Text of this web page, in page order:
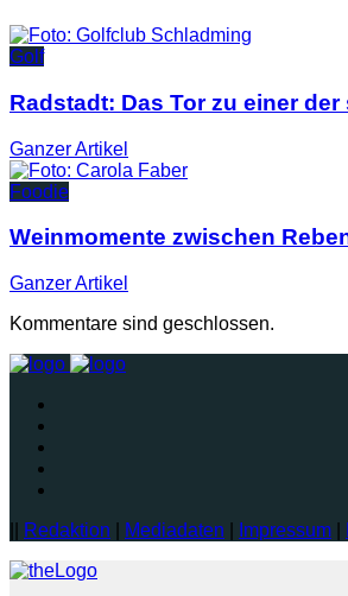
Golf
Radstadt: Das Tor zu einer
GanzerArtikel
Foodie
Weinmomente zwischen
GanzerArtikel
Kommentare sind geschlossen.
Redaktion Mediadaten Impressum